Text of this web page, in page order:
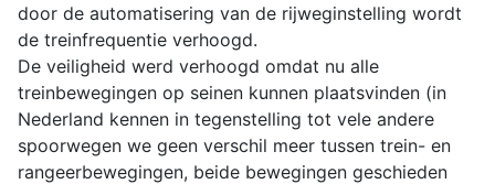
door de automatisering van de rijweginstelling wordt
de treinfrequentie verhoogd.
De veiligheid werd verhoogd omdat nu alle
treinbewegingen op seinen kunnen plaatsvinden (in
Nederland kennen in tegenstelling tot vele andere
spoorwegen we geen verschil meer tussen trein- en
rangeerbewegingen, beide bewegingen geschieden